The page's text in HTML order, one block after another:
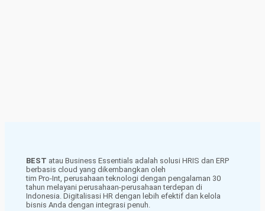
BEST atau Business Essentials adalah solusi HRIS dan ERP
berbasis cloud yang dikembangkan oleh
tim Pro-Int, perusahaan teknologi dengan pengalaman 30
tahun melayani perusahaan-perusahaan terdepan di
Indonesia. Digitalisasi HR dengan lebih efektif dan kelola
bisnis Anda dengan integrasi penuh.